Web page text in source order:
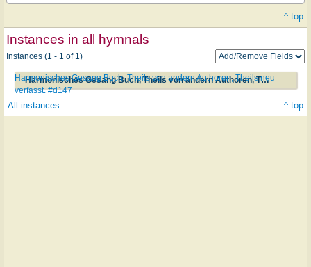
^ top
Instances in all hymnals
Instances (1 - 1 of 1)
Harmonisches Gesang Buch, Theils von andern Authoren, Theils neu verfasst. #d147
Harmonisches Gesang Buch, Theils von andern Authoren, Theils neu
verfasst. #d147
All instances ^ top